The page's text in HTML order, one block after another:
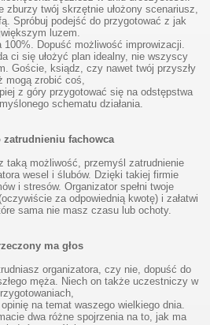
zburzy twój skrzętnie ułożony scenariusz,
Spróbuj podejść do przygotować z jak
luzem.
100%. Dopuść możliwość improwizacji.
ci się ułożyć plan idealny, nie wszyscy
Goście, ksiądz, czy nawet twój przyszły
mogą zrobić coś,
z góry przygotować się na odstępstwa
schematu działania.
zatrudnieniu fachowca
taką możliwość, przemyśl zatrudnienie
wesel i ślubów. Dzięki takiej firmie
i stresów. Organizator spełni twoje
za odpowiednią kwotę) i załatwi
sama nie masz czasu lub ochoty.
ma głos
organizatora, czy nie, dopuść do
męża. Niech on także uczestniczy w
na temat waszego wielkiego dnia.
dwa różne spojrzenia na to, jak ma